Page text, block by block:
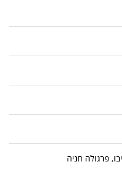
פרגולה חניה